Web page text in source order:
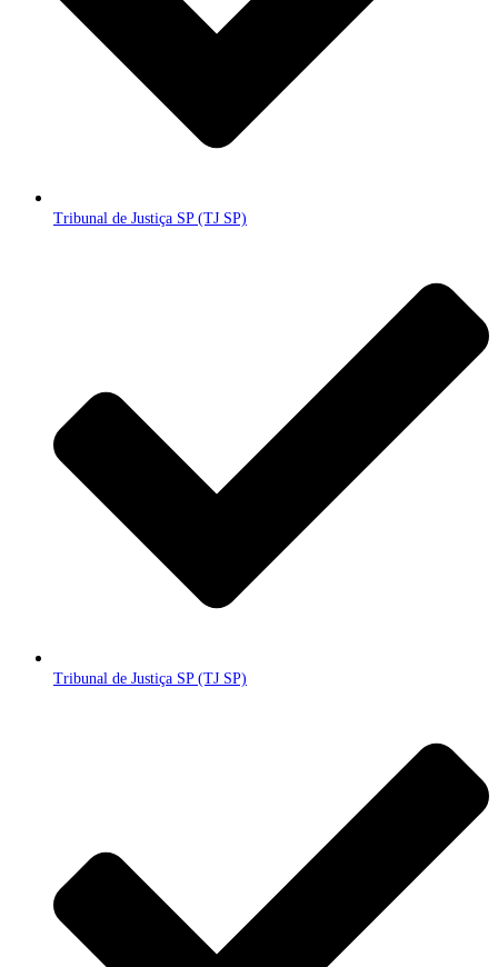
Tribunal de Justiça SP (TJ SP)
Tribunal de Justiça SP (TJ SP)